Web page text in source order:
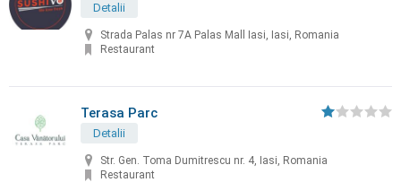
Detalii
Strada Palas nr 7A Palas Mall Iasi, Iasi, Romania
Restaurant
Terasa Parc
Detalii
Str. Gen. Toma Dumitrescu nr. 4, Iasi, Romania
Restaurant